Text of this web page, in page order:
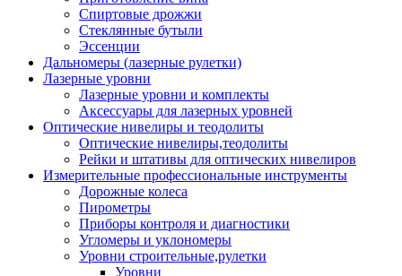
Спиртовые дрожжи
Стеклянные бутыли
Эссенции
Дальномеры (лазерные рулетки)
Лазерные уровни
Лазерные уровни и комплекты
Аксессуары для лазерных уровней
Оптические нивелиры и теодолиты
Оптические нивелиры,теодолиты
Рейки и штативы для оптических нивелиров
Измерительные профессиональные инструменты
Дорожные колеса
Пирометры
Приборы контроля и диагностики
Угломеры и уклономеры
Уровни строительные,рулетки
Уровни